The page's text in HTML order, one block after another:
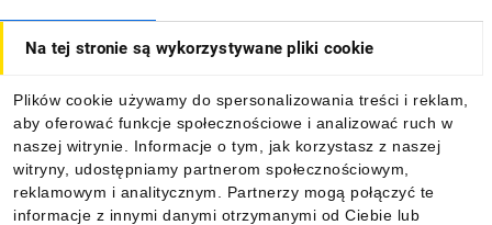
Na tej stronie są wykorzystywane pliki cookie
Plików cookie używamy do spersonalizowania treści i reklam,
aby oferować funkcje społecznościowe i analizować ruch w
naszej witrynie. Informacje o tym, jak korzystasz z naszej
witryny, udostępniamy partnerom społecznościowym,
reklamowym i analitycznym. Partnerzy mogą połączyć te
informacje z innymi danymi otrzymanymi od Ciebie lub
Informacje
Pobierz naszą aplikację mobilną: